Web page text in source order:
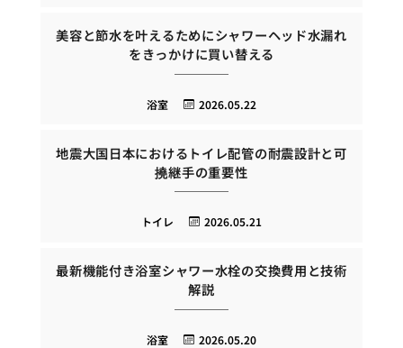
美容と節水を叶えるためにシャワーヘッド水漏れ
をきっかけに買い替える
2026.05.22
浴室
地震大国日本におけるトイレ配管の耐震設計と可
撓継手の重要性
2026.05.21
トイレ
最新機能付き浴室シャワー水栓の交換費用と技術
解説
2026.05.20
浴室